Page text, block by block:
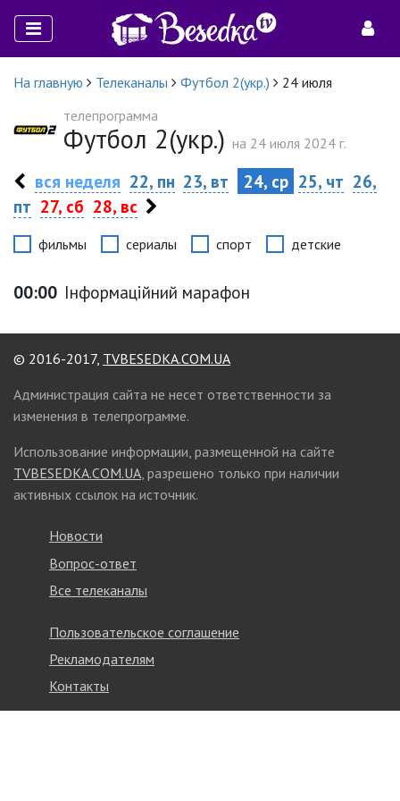
На главную Телеканалы Футбол 2(укр.)
24 июля
телепрограмма
Футбол 2(укр.) на 24 июля 2024 г.
вся неделя 22, пн 23, вт 24, ср 25, чт 26,
пт 27, сб 28, вс
фильмы сериалы спорт детские
00:00 Інформаційний марафон
© 2016-2017, TVBESEDKA.COM.UA
Администрация сайта не несет ответственности за
изменения в телепрограмме.
Использование информации, размещенной на сайте
TVBESEDKA.COM.UA, разрешено только при наличии
активных ссылок на источник.
Новости
Вопрос-ответ
Все телеканалы
Пользовательское соглашение
Рекламодателям
Контакты